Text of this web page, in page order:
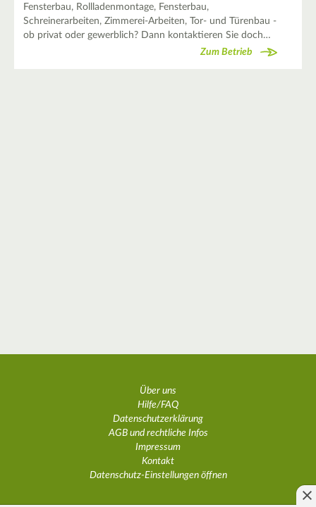
Fensterbau, Rollladenmontage, Fensterbau,
Schreinerarbeiten, Zimmerei-Arbeiten, Tor- und Türenbau -
ob privat oder gewerblich? Dann kontaktieren Sie doch…
Zum Betrieb
Über uns
Hilfe/FAQ
Datenschutzerklärung
AGB und rechtliche Infos
Impressum
Kontakt
Datenschutz-Einstellungen öffnen